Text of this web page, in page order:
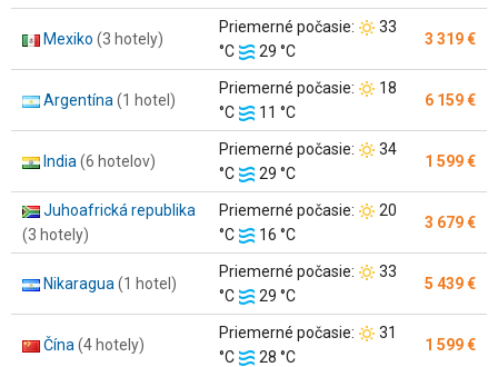
Mexiko (3 hotely)
Priemerné počasie:
Teplota
vzduchu:
33
°C
Teplota
vody:
29 °C
3 319 €
Argentína (1 hotel)
Priemerné počasie:
Teplota
vzduchu:
18
°C
Teplota
vody:
11 °C
6 159 €
India (6 hotelov)
Priemerné počasie:
Teplota
vzduchu:
34
°C
Teplota
vody:
29 °C
1 599 €
Juhoafrická republika
(3 hotely)
Priemerné počasie:
Teplota
vzduchu:
20
°C
Teplota
vody:
16 °C
3 679 €
Nikaragua (1 hotel)
Priemerné počasie:
Teplota
vzduchu:
33
°C
Teplota
vody:
29 °C
5 439 €
Čína (4 hotely)
Priemerné počasie:
Teplota
vzduchu:
31
°C
Teplota
28 °C
1 599 €